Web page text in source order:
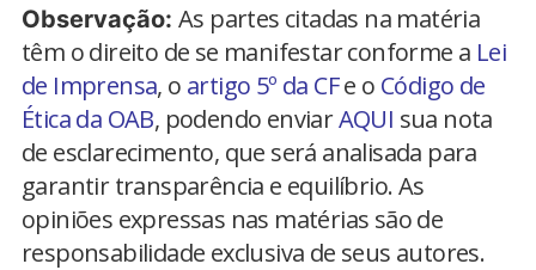
Observação: As partes citadas na matéria
têm o direito de se manifestar conforme a Lei
de Imprensa, o artigo 5º da CFe o Código de
Ética da OAB, podendo enviarAQUI sua nota
de esclarecimento, que será analisada para
garantir transparência e equilíbrio. As
opiniões expressas nas matérias são de
responsabilidade exclusiva de seus autores.